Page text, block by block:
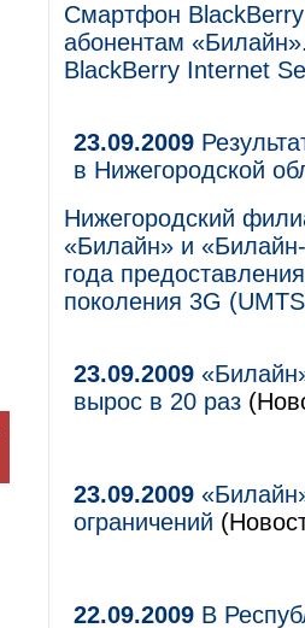
Смартфон BlackBerry
абонентам
BlackBerry Internet
23.09.2009
в Нижегородской
Нижегородский
«Билайн» и «Билайн-
года
поколения 3G
23.09.2009
вырос в 20 раз
23.09.2009
ограничений
22.09.2009 В